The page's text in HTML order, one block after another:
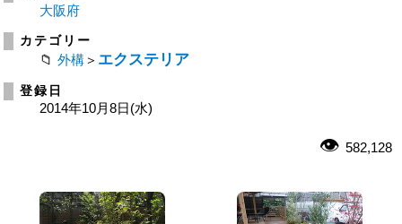
大阪府
カテゴリー
外構＞ エクステリア
登録日
2014年10月8日(水)
582,128